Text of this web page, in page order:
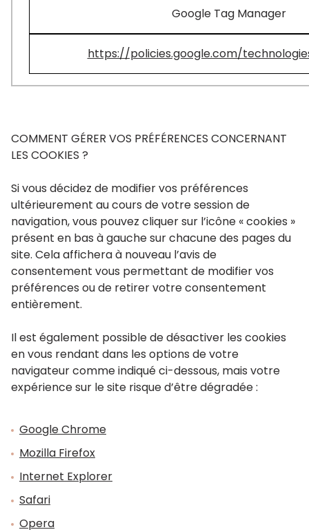
Google Tag Manager
https://policies.google.com/
COMMENT GÉRER VOS PRÉFÉRENCES CONCERNANT
LES COOKIES ?
Si vous décidez de modifier vos préférences
ultérieurement au cours de votre session de
navigation, vous pouvez cliquer sur l’icône « cookies »
présent en bas à gauche sur chacune des pages du
site. Cela affichera à nouveau l’avis de
consentement vous permettant de modifier vos
préférences ou de retirer votre consentement
entièrement.
Il est également possible de désactiver les cookies
en vous rendant dans les options de votre
navigateur comme indiqué ci-dessous, mais votre
expérience sur le site risque d’être dégradée :
Google Chrome
Mozilla Firefox
Internet Explorer
Safari
Opera